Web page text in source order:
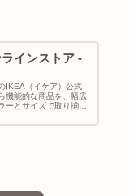
インストア -
IKEA（イケア）公式
機能的な商品を、幅広
ーとサイズで取り揃え